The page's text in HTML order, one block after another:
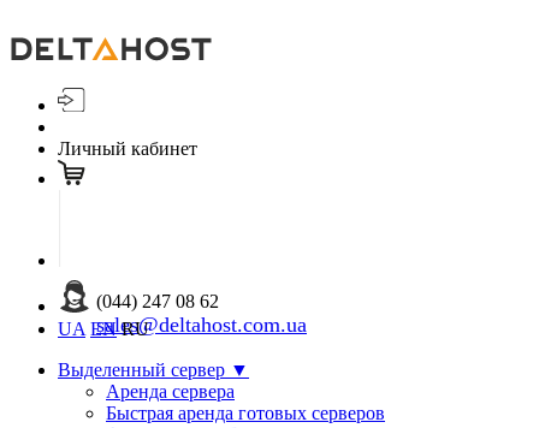
Личный кабинет
(044) 247 08 62
sales@deltahost.com.ua
UA EN RU
Выделенный сервер ▼
Аренда сервера
Быстрая аренда готовых серверов